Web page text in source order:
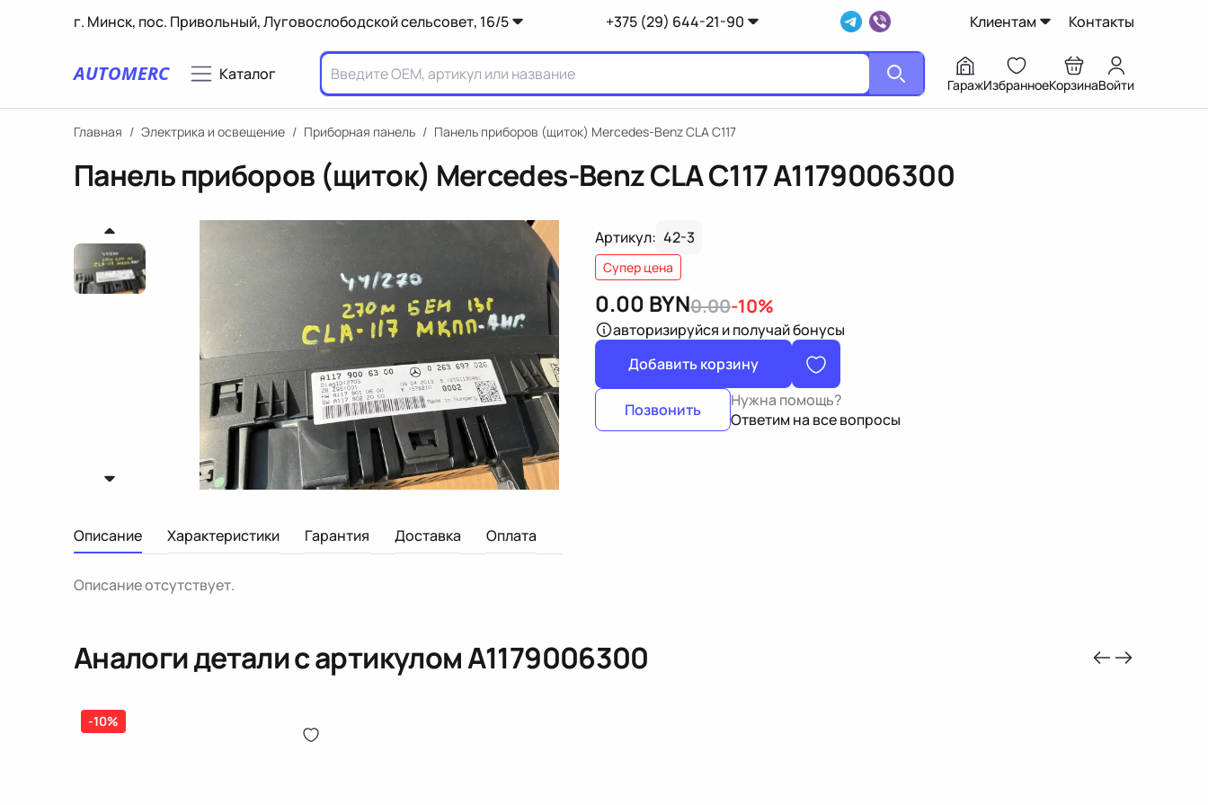
г. Минск, пос. Привольный, Луговослободской сельсовет, 16/5 +375 (29) 644-21-90 Клиентам Контакты
AUTOMERC Каталог
ГаражИзбранноеКорзинаВойти
Главная / Электрика и освещение / Приборная панель / Панель приборов (щиток) Mercedes-Benz CLA C117
Панель приборов (щиток) Mercedes-Benz CLA C117A1179006300
Артикул: 42-3
Супер цена
0.00 BYN0.00-10%
авторизируйся и получай бонусы
Добавить корзину
Позвонить
Нужна помощь?
Ответим на все вопросы
Описание Характеристики Гарантия Доставка Оплата
Описание отсутствует.
Аналоги детали с артикуломA1179006300
-10%